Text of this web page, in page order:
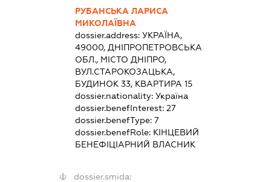
РУБАНСЬКА ЛАРИСА
МИКОЛАЇВНА
dossier.address: УКРАЇНА,
49000, ДНІПРОПЕТРОВСЬКА
ОБЛ., МІСТО ДНІПРО,
ВУЛ.СТАРОКОЗАЦЬКА,
БУДИНОК 33, КВАРТИРА 15
dossier.nationality: Україна
dossier.benefInterest: 27
dossier.benefType: 7
dossier.benefRole: КІНЦЕВИЙ
БЕНЕФІЦІАРНИЙ ВЛАСНИК
dossier.smida: